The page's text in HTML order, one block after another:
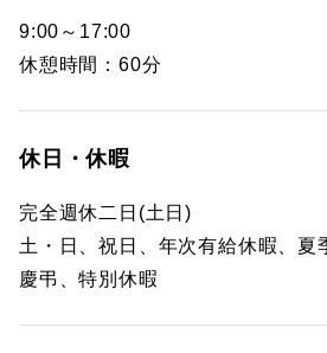
9:00～17:00
休憩時間：60分
休日・休暇
完全週休二日(土日)
土・日、祝日、年次有給休暇、夏
慶弔、特別休暇